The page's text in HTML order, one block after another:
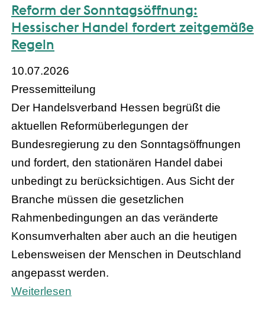
Reform der Sonntagsöffnung:
Hessischer Handel fordert zeitgemäße
Regeln
10.07.2026
Pressemitteilung
Der Handelsverband Hessen begrüßt die
aktuellen Reformüberlegungen der
Bundesregierung zu den Sonntagsöffnungen
und fordert, den stationären Handel dabei
unbedingt zu berücksichtigen. Aus Sicht der
Branche müssen die gesetzlichen
Rahmenbedingungen an das veränderte
Konsumverhalten aber auch an die heutigen
Lebensweisen der Menschen in Deutschland
angepasst werden.
Weiterlesen